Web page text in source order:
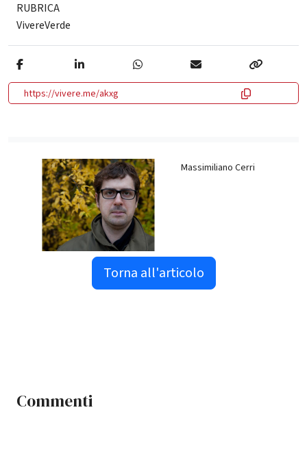
RUBRICA
VivereVerde
https://vivere.me/akxg
Massimiliano Cerri
Torna all'articolo
Commenti